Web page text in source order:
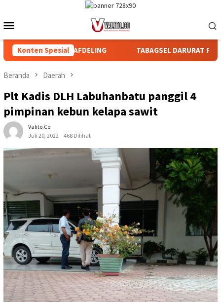
konten
Mobile
Konten Spesial
DAN AFDELING TABAGSEL DARURAT
Beranda Daerah
Plt Kadis DLH Labuhanbatu panggil 4
pimpinan kebun kelapa sawit
Valito.co
Juli 20, 2022
468 Dilihat